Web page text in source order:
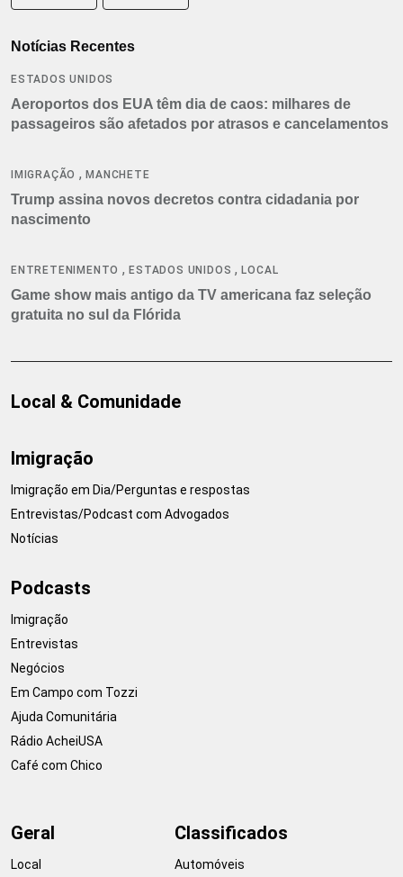
Notícias Recentes
ESTADOS UNIDOS
Aeroportos dos EUA têm dia de caos: milhares de
passageiros são afetados por atrasos e cancelamentos
IMIGRAÇÃO ,MANCHETE
Trump assina novos decretos contra cidadania por
nascimento
ENTRETENIMENTO ,ESTADOS UNIDOS ,LOCAL
Game show mais antigo da TV americana faz seleção
gratuita no sul da Flórida
Local & Comunidade
Imigração
Imigração em Dia/Perguntas e respostas
Entrevistas/Podcast com Advogados
Notícias
Podcasts
Imigração
Entrevistas
Negócios
Em Campo com Tozzi
Ajuda Comunitária
Rádio AcheiUSA
Café com Chico
Geral
Local
Classificados
Automóveis